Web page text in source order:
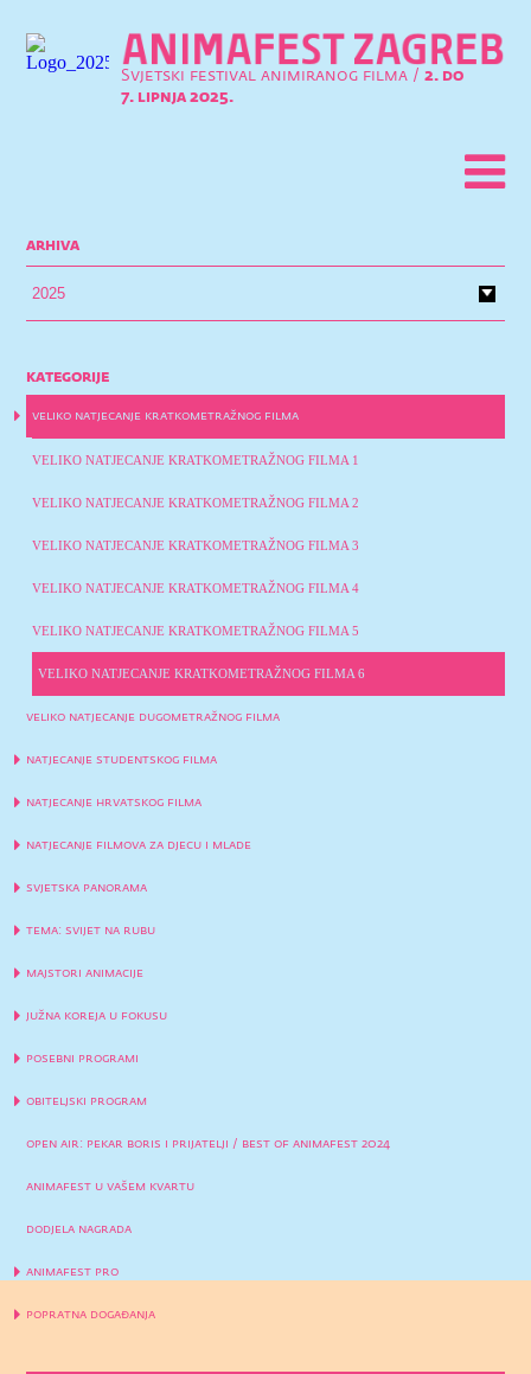
Svjetski festival animiranog filma /2. do
7. lipnja 2025.
arhiva
kategorije
veliko natjecanje kratkometražnog filma
VELIKO NATJECANJE KRATKOMETRAŽNOG FILMA 1
VELIKO NATJECANJE KRATKOMETRAŽNOG FILMA 2
VELIKO NATJECANJE KRATKOMETRAŽNOG FILMA 3
VELIKO NATJECANJE KRATKOMETRAŽNOG FILMA 4
VELIKO NATJECANJE KRATKOMETRAŽNOG FILMA 5
VELIKO NATJECANJE KRATKOMETRAŽNOG FILMA 6
veliko natjecanje dugometražnog filma
natjecanje studentskog filma
natjecanje hrvatskog filma
natjecanje filmova za djecu i mlade
svjetska panorama
tema: svijet na rubu
majstori animacije
južna koreja u fokusu
posebni programi
obiteljski program
open air: pekar boris i prijatelji / best of animafest 2024
animafest u vašem kvartu
dodjela nagrada
animafest pro
popratna događanja